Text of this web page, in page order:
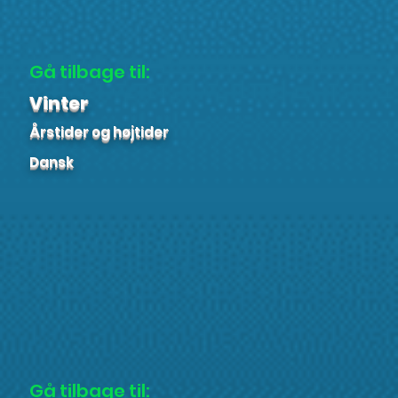
Gå tilbage til:
Vinter
Årstider og højtider
Dansk
Gå tilbage til: